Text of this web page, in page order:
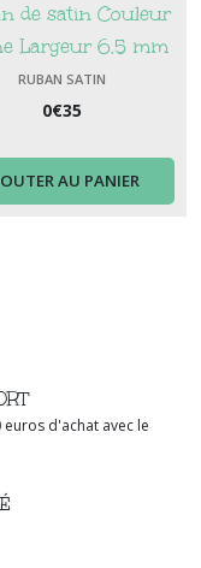
de satin Couleur
Largeur 6.5 mm
RUBAN SATIN
0€35
AU PANIER
d'achat avec le